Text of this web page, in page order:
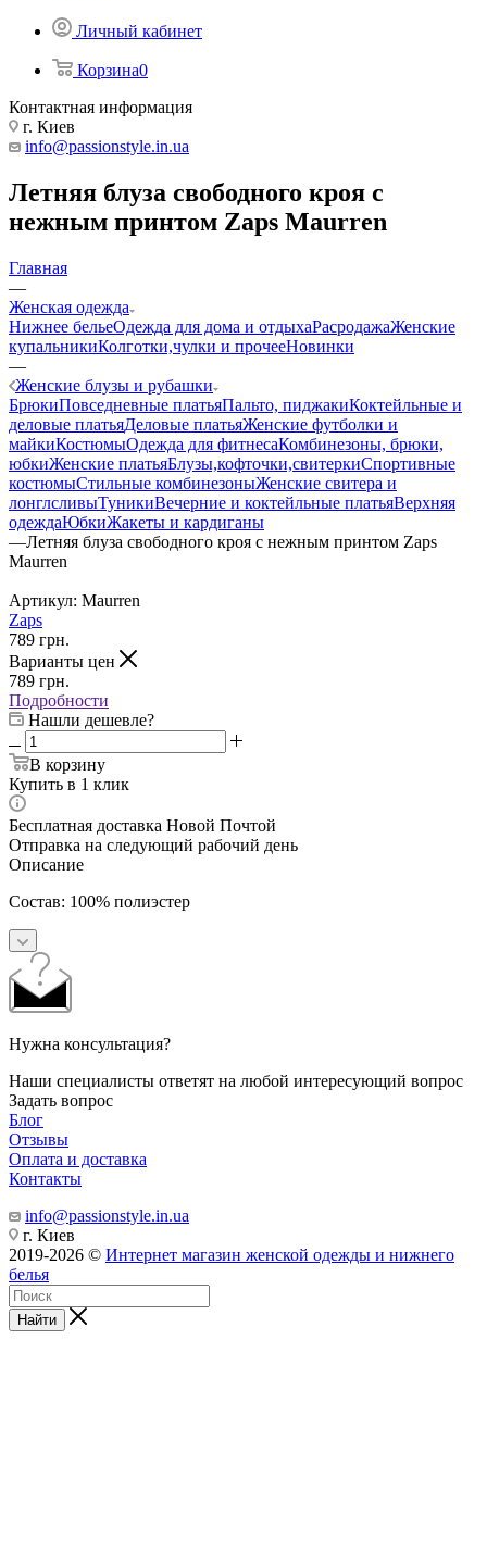
Личный кабинет
Корзина0
Контактная информация
г. Киев
info@passionstyle.in.ua
Летняя блуза свободного кроя с
нежным принтом Zaps Maurren
Главная
—
Женская одежда
Нижнее бельеОдежда для дома и отдыхаРасродажаЖенские
купальникиКолготки,чулки и прочееНовинки
—
Женские блузы и рубашки
БрюкиПовседневные платьяПальто, пиджакиКоктейльные и
деловые платьяДеловые платьяЖенские футболки и
майкиКостюмыОдежда для фитнесаКомбинезоны, брюки,
юбкиЖенские платьяБлузы,кофточки,свитеркиСпортивные
костюмыСтильные комбинезоныЖенские свитера и
лонглсливыТуникиВечерние и коктейльные платьяВерхняя
одеждаЮбкиЖакеты и кардиганы
—Летняя блуза свободного кроя с нежным принтом Zaps
Maurren
Артикул: Maurren
Zaps
789 грн.
Варианты цен
789 грн.
Подробности
Нашли дешевле?
В корзину
Купить в 1 клик
Бесплатная доставка Новой Почтой
Отправка на следующий рабочий день
Описание
Состав: 100% полиэстер
Нужна консультация?
Наши специалисты ответят на любой интересующий вопрос
Задать вопрос
Блог
Отзывы
Оплата и доставка
Контакты
info@passionstyle.in.ua
г. Киев
2019-2026 © Интернет магазин женской одежды и нижнего
белья
Найти